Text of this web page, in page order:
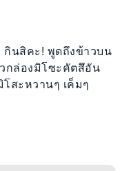
กินสิคะ! พูดถึงข้าวบน
กล่องมิโซะคัตสึอัน
สะหวานๆ เค็มๆ